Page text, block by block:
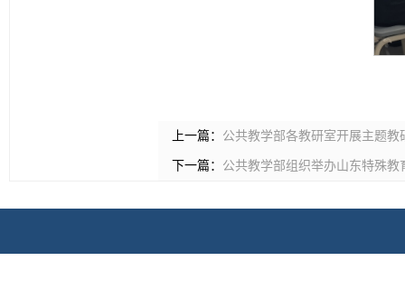
上一篇： 公共教学部各教研室开展主题教
下一篇： 公共教学部组织举办山东特殊